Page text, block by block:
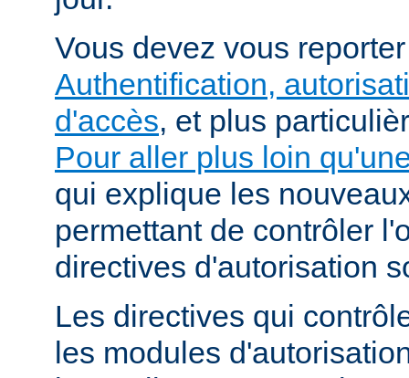
Vous devez vous
Authentification,
d'accès, et plus
Pour aller plus loin
qui explique les
permettant de contrôler
directives d'autorisation
Les directives qui
les modules